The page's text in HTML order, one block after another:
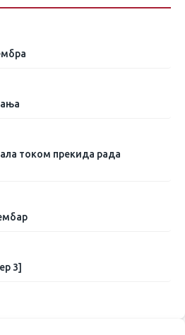
(serijal Novi srpski umovi)
током прекида рада
3]